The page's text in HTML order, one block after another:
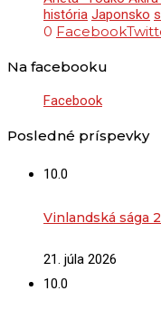
história Japonsko
0 Facebook
Na facebooku
Facebook
Posledné príspevky
10.0
Vinlandská sága 2
21. júla 2026
10.0